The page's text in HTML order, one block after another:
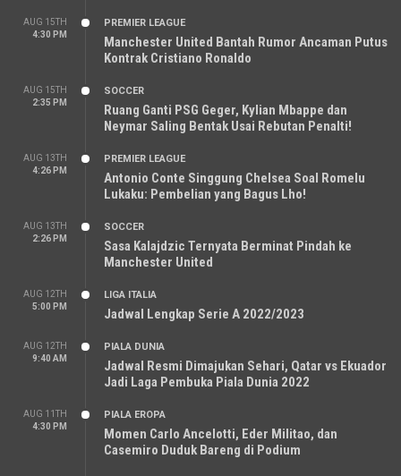
AUG 15TH
4:30 PM
PREMIER LEAGUE
Manchester United Bantah Rumor Ancaman Putus
Kontrak Cristiano Ronaldo
AUG 15TH
2:35 PM
SOCCER
Ruang Ganti PSG Geger, Kylian Mbappe dan
Neymar Saling Bentak Usai Rebutan Penalti!
AUG 13TH
4:26 PM
PREMIER LEAGUE
Antonio Conte Singgung Chelsea Soal Romelu
Lukaku: Pembelian yang Bagus Lho!
AUG 13TH
2:26 PM
SOCCER
Sasa Kalajdzic Ternyata Berminat Pindah ke
Manchester United
AUG 12TH
5:00 PM
LIGA ITALIA
Jadwal Lengkap Serie A 2022/2023
AUG 12TH
9:40 AM
PIALA DUNIA
Jadwal Resmi Dimajukan Sehari, Qatar vs Ekuador
Jadi Laga Pembuka Piala Dunia 2022
AUG 11TH
4:30 PM
PIALA EROPA
Momen Carlo Ancelotti, Eder Militao, dan
Casemiro Duduk Bareng di Podium